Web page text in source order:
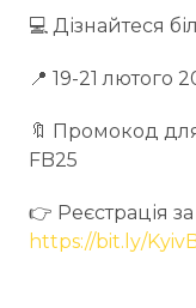
💻️ Дізнайтеся
📍 19-21 лютого
🔖 Промокод
FB25
👉 Реєстрація
https://bit.ly/